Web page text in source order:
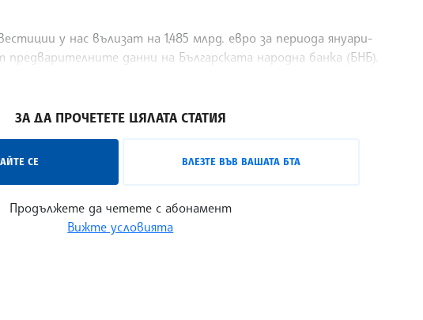
у нас вълизат на 1,485 млрд. евро за периода януари-
предварителните данни на Българската народна банка (БНБ).
ЗА ДА ПРОЧЕТЕТЕ ЦЯЛАТА СТАТИЯ
СЕ ВЛЕЗТЕ ВЪВ ВАШАТА БТА
Продължете да четете с абонамент
Вижте условията